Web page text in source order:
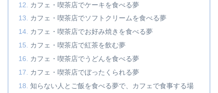
カフェ・喫茶店でケーキを食べる夢
カフェ・喫茶店でソフトクリームを食べる夢
カフェ・喫茶店でお好み焼きを食べる夢
カフェ・喫茶店で紅茶を飲む夢
カフェ・喫茶店でうどんを食べる夢
カフェ・喫茶店でぼったくられる夢
知らない人とご飯を食べる夢で、カフェで食事する場